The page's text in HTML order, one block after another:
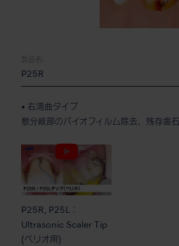
製品名:
P25R
• 右湾曲タイプ
根分岐部のバイオフィルム除去、残存歯
P25R, P25L：
Ultrasonic Scaler Tip
(ペリオ用)